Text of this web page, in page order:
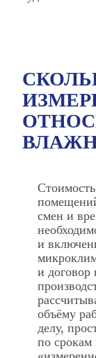
смен и
и
и договор
объёму
делу,
по срокам